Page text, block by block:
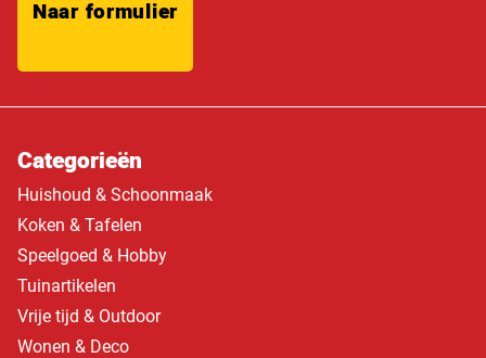
Naar formulier
Categorieën
Huishoud & Schoonmaak
Koken & Tafelen
Speelgoed & Hobby
Tuinartikelen
Vrije tijd & Outdoor
Wonen & Deco